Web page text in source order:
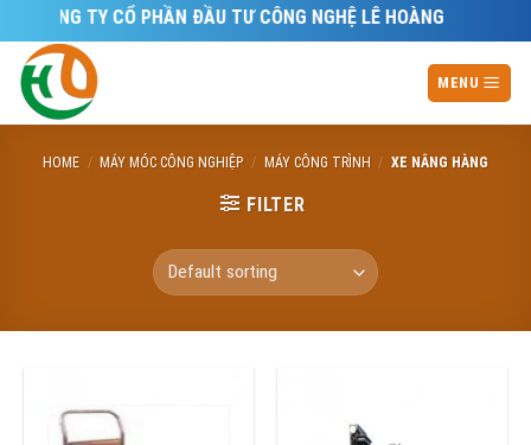
to
content
CÔNG TY CỔ PHẦN ĐẦU TƯ CÔNG NGHỆ LÊ HOÀNG
MENU
HOME / MÁY MÓC CÔNG NGHIỆP / MÁY CÔNG TRÌNH / XE NÂNG HÀNG
FILTER